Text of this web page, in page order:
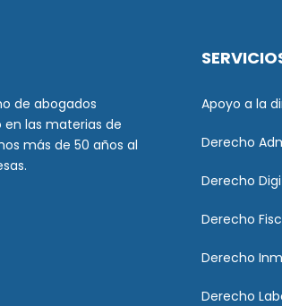
de abogados
las materias de
más de 50 años al
Apoyo a la
Derecho
Derecho
Derecho
Derecho
Derecho